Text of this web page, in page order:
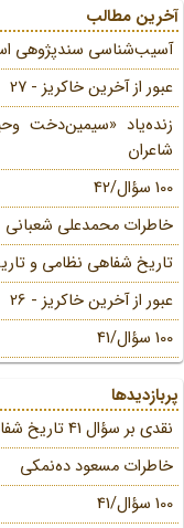
آخرین مطالب
آسیب‌شناسی سندپژوهی
عبور از آخرین خاکریز - 27
زنده‌یاد «سیمین‌دخت
شاعران
100 سؤال/42
خاطرات محمد‌علی شعبانی
تاریخ شفاهی نظامی و
عبور از آخرین خاکریز - 26
100 سؤال/41
پربازدیدها
نقدی بر سؤال 41 تاریخ شفاهی
خاطرات مسعود ده‌نمکی
100 سؤال/41